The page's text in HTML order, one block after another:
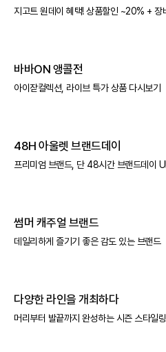
지고트 원데이 혜택! 상품할인 ~20% + 장
바바ON 앵콜전
아이잗컬렉션, 라이브 특가 상품 다시보기
48H 아울렛 브랜드데이
프리미엄 브랜드, 단 48시간 브랜드데이
썸머 캐주얼 브랜드
데일리하게 즐기기 좋은 감도 있는 브랜드
다양한 라인을 개최하다
머리부터 발끝까지 완성하는 시즌 스타일링